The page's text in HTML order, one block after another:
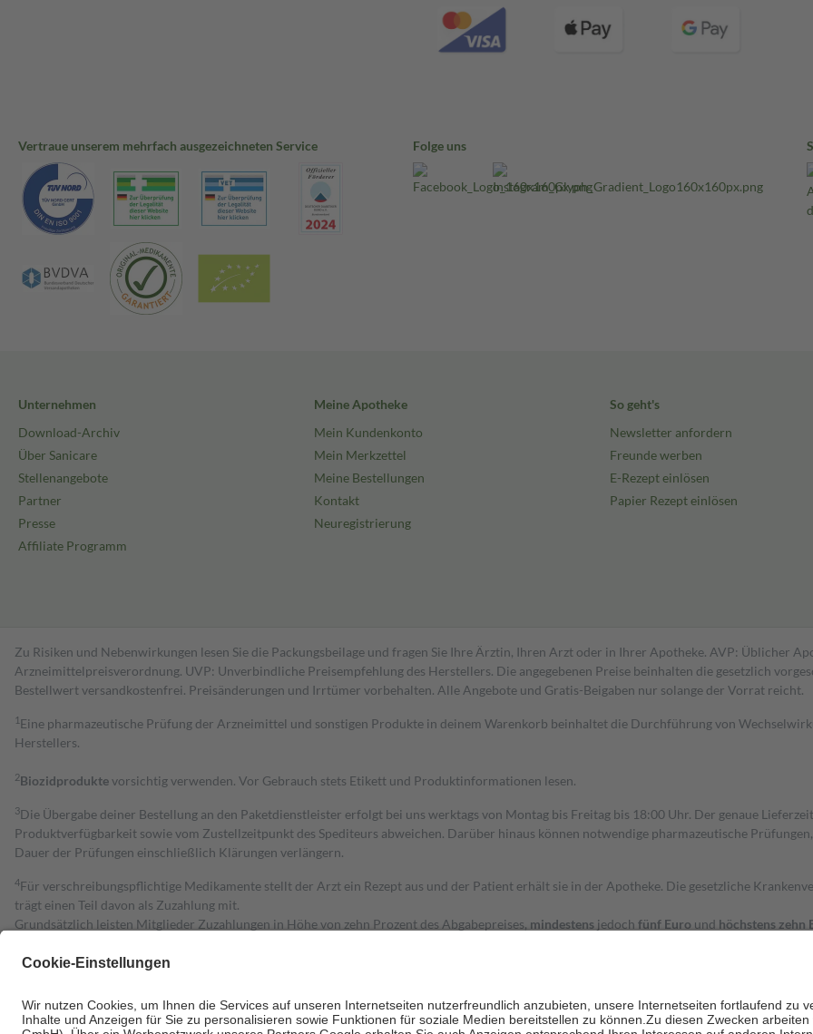
Vertraue unserem mehrfach ausgezeichneten Service Folge uns
Unternehmen
Download-Archiv
Über Sanicare
Stellenangebote
Partner
Presse
Affiliate Programm
Meine Apotheke
Mein Kundenkonto
Mein Merkzettel
Meine Bestellungen
Kontakt
Neuregistrierung
So geht's
Newsletter anfordern
Freunde werben
E-Rezept einlösen
Papier Rezept einlösen
Zu Risiken und Nebenwirkungen lesen Sie die Packungsbeilage und fragen Sie Ihre Ärztin, Ihren Arzt oder in Ihrer Apotheke. AVP: Üblicher
Arzneimittelpreisverordnung. UVP: Unverbindliche Preisempfehlung des Herstellers. Die angegebenen Preise beinhalten die gesetzlich
Bestell­wert versand­kosten­frei. Preisänderungen und Irrtümer vorbehalten. Alle Angebote und Gratis-Beigaben nur solange der Vorrat reicht.
1 Eine pharmazeutische Prüfung der Arzneimittel und sonstigen Produkte in deinem Warenkorb beinhaltet die Durchführung von
Herstellers.
2Biozidproduktevorsichtig verwenden. Vor Gebrauch stets Etikett und Produktinformationen lesen.
3Die Übergabe deiner Bestellung an den Paketdienstleister erfolgt bei uns werktags von Montag bis Freitag bis 18:00 Uhr. Der genaue
Produktverfügbarkeit sowie vom Zustellzeitpunkt des Spediteurs abweichen. Darüber hinaus können notwendige pharmazeutische
Dauer der Prüfungen einschließlich Klärungen verlängern.
4Für verschreibungspflichtige Medikamente stellt der Arzt ein Rezept aus und der Patient erhält sie in der Apotheke. Die gesetzliche
trägt einen Teil davon als Zuzahlung mit.
Grundsätzlich leisten Mitglieder Zuzahlungen in Höhe von zehn Prozent des Abgabepreises, mindestens jedoch fünf Euro und höchstens zehn
Diese Regeln gelten grundsätzlich auch für Online-Apotheken.
Um das Engagement der Versicherten für ihre eigene Gesundheit zu stärken und die besondere Stellung der Familie zu unterstützen, fallen
• Kindern und Jugendlichen bis zum vollendeten 18. Lebensjahr mit Ausnahme der Fahrkosten